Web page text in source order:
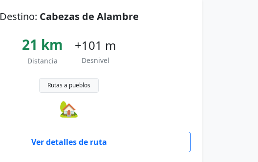
Destino: Cabezas de Alambre
21 km
Distancia
+101 m
Desnivel
Rutas a pueblos
🏡
Ver detalles de ruta